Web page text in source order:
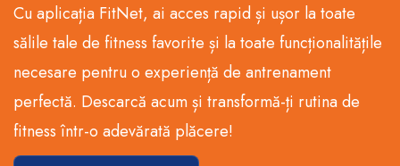
Cu aplicația FitNet, ai acces rapid și ușor la toate
sălile tale de fitness favorite și la toate funcționalitățile
necesare pentru o experiență de antrenament
perfectă. Descarcă acum și transformă-ți rutina de
fitness într-o adevărată plăcere!